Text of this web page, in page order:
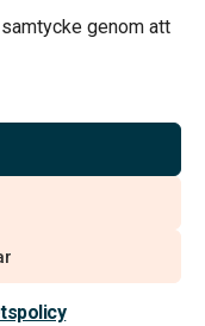
genom att
Kontakta oss
Förbund och
miljö och arbetsmiljö.